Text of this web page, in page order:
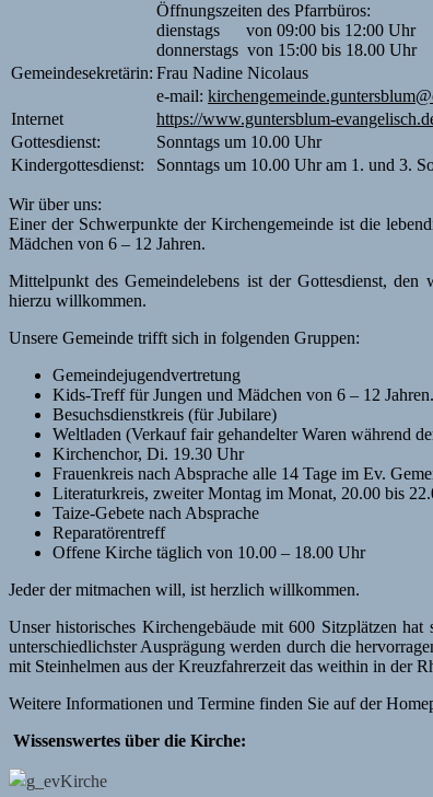
Öffnungszeiten des Pfarrbüros:
dienstags von 09:00 bis 12:00 Uhr
donnerstags von 15:00 bis 18.00 Uhr
Gemeindesekretärin: Frau Nadine Nicolaus
e-mail:
Internet
https://www.guntersblum-
Gottesdienst:
Sonntags um 10.00 Uhr
Kindergottesdienst:
Sonntags um 10.00 Uhr am 1. und 3.
Wir über uns:
Einer der Schwerpunkte der Kirchengemeinde ist die
Mädchen von 6 – 12 Jahren.
Mittelpunkt des Gemeindelebens ist der Gottesdienst,
hierzu willkommen.
Unsere Gemeinde trifft sich in folgenden Gruppen:
Gemeindejugendvertretung
Kids-Treff für Jungen und Mädchen von 6 – 12
Besuchsdienstkreis (für Jubilare)
Weltladen (Verkauf fair gehandelter Waren während
Kirchenchor, Di. 19.30 Uhr
Frauenkreis nach Absprache alle 14 Tage im Ev.
Literaturkreis, zweiter Montag im Monat, 20.00 bis
Taize-Gebete nach Absprache
Reparatörentreff
Offene Kirche täglich von 10.00 – 18.00 Uhr
Jeder der mitmachen will, ist herzlich willkommen.
Unser historisches Kirchengebäude mit 600 Sitzplätzen
unterschiedlichster Ausprägung werden durch die
mit Steinhelmen aus der Kreuzfahrerzeit das weithin in der
Weitere Informationen und Termine finden Sie auf der
Wissenswertes über die Kirche: